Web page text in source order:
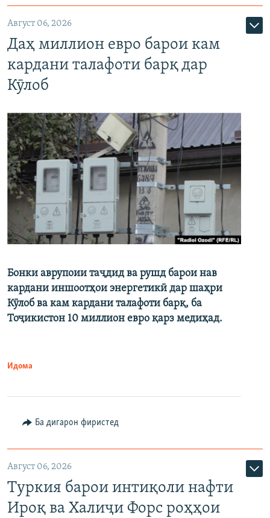
Август 06, 2026
Даҳ миллион евро барои кам
кардани талафоти барқ дар
Кӯлоб
Бонки аврупоии таҷдид ва рушд барои нав
кардани иншоотҳои энергетикӣ дар шаҳри
Кӯлоб ва кам кардани талафоти барқ, ба
Тоҷикистон 10 миллион евро қарз медиҳад.
Идома
Ба дигарон фиристед
Август 06, 2026
Туркия барои интиқоли нафти
Ироқ ва Халиҷи Форс роҳҳои